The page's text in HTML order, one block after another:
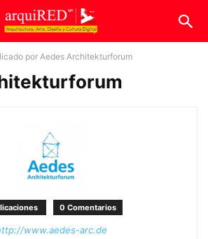
por Aedes Architekturforum
0 Comentarios
www.aedes-arc.de